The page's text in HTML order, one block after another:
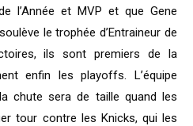
l’Année et MVP et que Gene
le trophée d’Entraineur de
ils sont premiers de la
enfin les playoffs. L’équipe
chute sera de taille quand les
tour contre les Knicks, qui les